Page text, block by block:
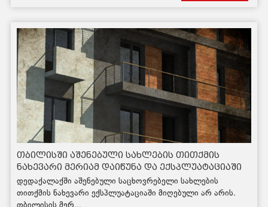
თბილისში აშენებული სახლების თითქმის
ნახევარი მერიამ დაიწუნა და ექსპლუატაციაში
არ მიიღო
დედაქალაქში აშენებული საცხოვრებელი სახლების
თითქმის ნახევარი ექსპლუატაციაში მიღებული არ არის.